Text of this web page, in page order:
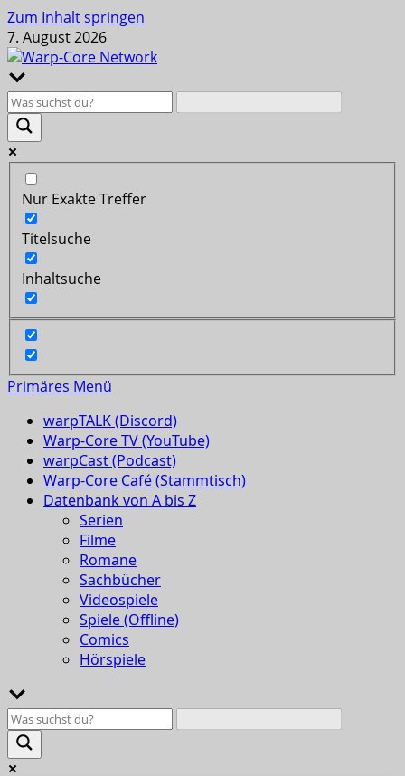
Zum Inhalt springen
7. August 2026
Nur Exakte Treffer
Titelsuche
Inhaltsuche
Primäres Menü
warpTALK (Discord)
Warp-Core TV (YouTube)
warpCast (Podcast)
Warp-Core Café (Stammtisch)
Datenbank von A bis Z
Serien
Filme
Romane
Sachbücher
Videospiele
Spiele (Offline)
Comics
Hörspiele